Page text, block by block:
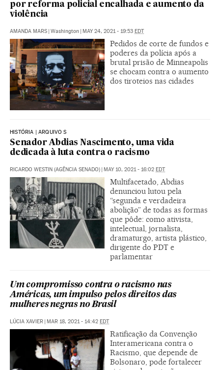
por reforma policial encalhada e aumento da
violência
AMANDA MARS Washington MAY 24, 2021 - 19:53 EDT
Pedidos de corte de fundos e
poderes da polícia após a
brutal prisão de Minneapolis
se chocam contra o aumento
dos tiroteios nas cidades
HISTÓRIA | ARQUIVO S
Senador Abdias Nascimento, uma vida
dedicada à luta contra o racismo
RICARDO WESTIN (AGÊNCIA SENADO) MAY 10, 2021 - 16:02 EDT
Multifacetado, Abdias
denunciou lutou pela
“segunda e verdadeira
abolição” de todas as formas
que pôde: como ativista,
intelectual, jornalista,
dramaturgo, artista plástico,
dirigente do PDT e
parlamentar
Um compromisso contra o racismo nas
Américas, um impulso pelos direitos das
mulheres negras no Brasil
LÚCIA XAVIER MAR 18, 2021 - 14:42 EDT
Ratificação da Convenção
Interamericana contra o
Racismo, que depende de
Bolsonaro, pode fortalecer